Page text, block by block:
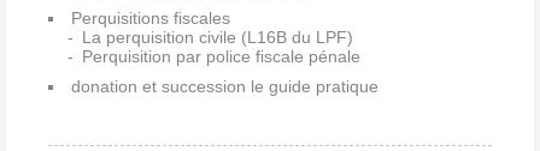
Perquisitions fiscales
La perquisition civile (L16B du LPF)
Perquisition par police fiscale pénale
donation et succession le guide pratique